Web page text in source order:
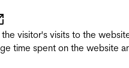
visitor's visits to the
time spent on the website